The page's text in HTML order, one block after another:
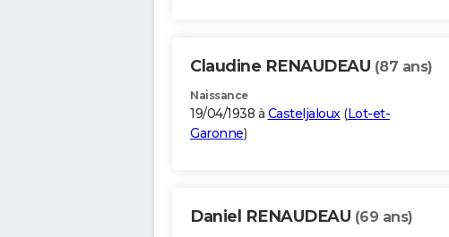
Claudine RENAUDEAU (87 ans)
Naissance
19/04/1938 à Casteljaloux(Lot-et-
Garonne)
Daniel RENAUDEAU (69 ans)